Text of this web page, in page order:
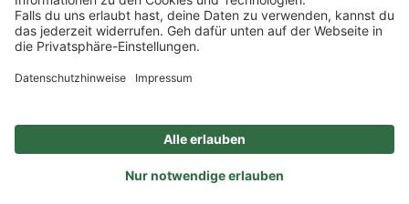
FAQ
Veranstaltungen
Sitemap